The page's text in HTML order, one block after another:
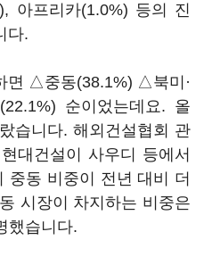
아프리카(1.0%) 등의 진
다.
면 △중동(38.1%) △북미·
순이었는데요. 올
습니다. 해외건설협회 관
대건설이 사우디 등에서
중동 비중이 전년 대비 더
시장이 차지하는 비중은
했습니다.